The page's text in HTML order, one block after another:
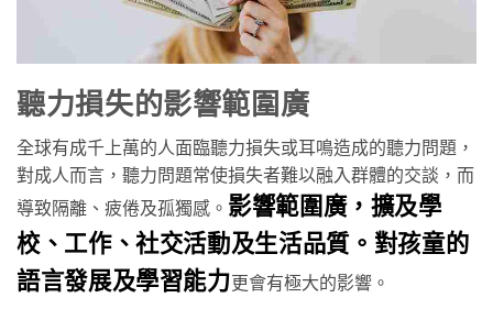
聽力損失的影響範圍廣
全球有成千上萬的人面臨聽力損失或耳鳴造成的聽力問題，
對成人而言，聽力問題常使損失者難以融入群體的交談，而
導致隔離、疲倦及孤獨感。 影響範圍廣，擴及學
校、工作、社交活動及生活品質。對孩童的
語言發展及學習能力更會有極大的影響。